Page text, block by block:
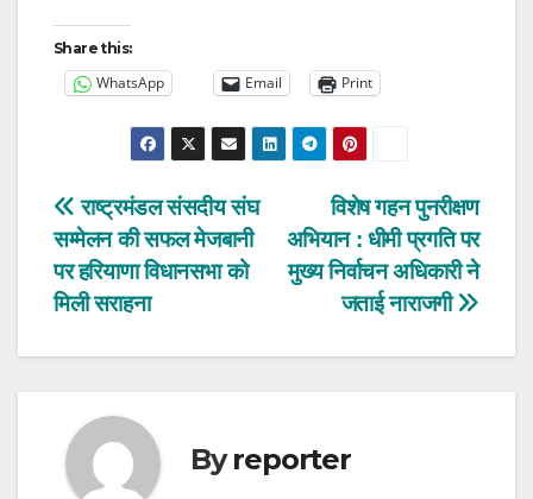
Share this:
WhatsApp Email Print
Post
navigation
विशेष गहन पुनरीक्षण
अभियान : धीमी प्रगति पर
मुख्य निर्वाचन अधिकारी ने
जताई नाराजगी
राष्ट्रमंडल संसदीय संघ
सम्मेलन की सफल मेजबानी
पर हरियाणा विधानसभा को
मिली सराहना
Byreporter